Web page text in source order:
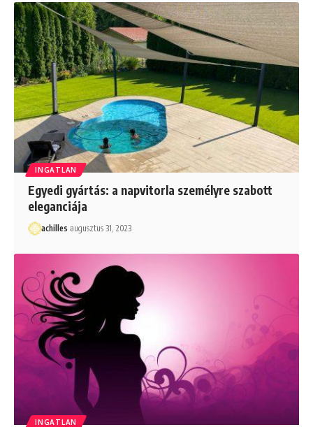
INGATLAN
Egyedi gyártás: a napvitorla személyre szabott
eleganciája
achilles augusztus 31, 2023
INGATLAN